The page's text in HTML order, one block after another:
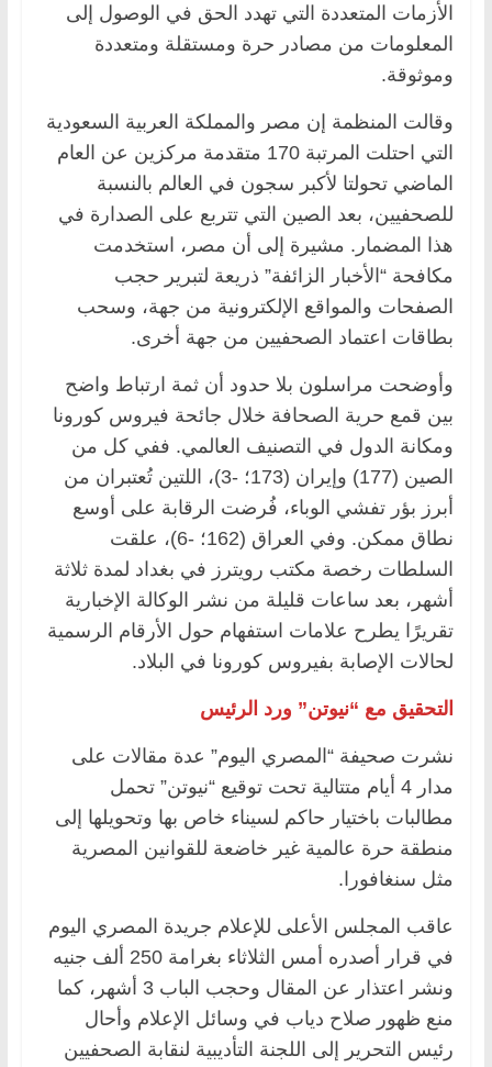
الأزمات المتعددة التي تهدد الحق في الوصول إلى
المعلومات من مصادر حرة ومستقلة ومتعددة
وموثوقة.
وقالت المنظمة إن مصر والمملكة العربية السعودية
التي احتلت المرتبة 170 متقدمة مركزين عن العام
الماضي تحولتا لأكبر سجون في العالم بالنسبة
للصحفيين، بعد الصين التي تتربع على الصدارة في
هذا المضمار. مشيرة إلى أن مصر، استخدمت
مكافحة “الأخبار الزائفة” ذريعة لتبرير حجب
الصفحات والمواقع الإلكترونية من جهة، وسحب
بطاقات اعتماد الصحفيين من جهة أخرى.
وأوضحت مراسلون بلا حدود أن ثمة ارتباط واضح
بين قمع حرية الصحافة خلال جائحة فيروس كورونا
ومكانة الدول في التصنيف العالمي. ففي كل من
الصين (177) وإيران (173؛ -3)، اللتين تُعتبران من
أبرز بؤر تفشي الوباء، فُرضت الرقابة على أوسع
نطاق ممكن. وفي العراق (162؛ -6)، علقت
السلطات رخصة مكتب رويترز في بغداد لمدة ثلاثة
أشهر، بعد ساعات قليلة من نشر الوكالة الإخبارية
تقريرًا يطرح علامات استفهام حول الأرقام الرسمية
لحالات الإصابة بفيروس كورونا في البلاد.
التحقيق مع “نيوتن” ورد الرئيس
نشرت صحيفة “المصري اليوم” عدة مقالات على
مدار 4 أيام متتالية تحت توقيع “نيوتن” تحمل
مطالبات باختيار حاكم لسيناء خاص بها وتحويلها إلى
منطقة حرة عالمية غير خاضعة للقوانين المصرية
مثل سنغافورا.
عاقب المجلس الأعلى للإعلام جريدة المصري اليوم
في قرار أصدره أمس الثلاثاء بغرامة 250 ألف جنيه
ونشر اعتذار عن المقال وحجب الباب 3 أشهر، كما
منع ظهور صلاح دياب في وسائل الإعلام وأحال
رئيس التحرير إلى اللجنة التأديبية لنقابة الصحفيين